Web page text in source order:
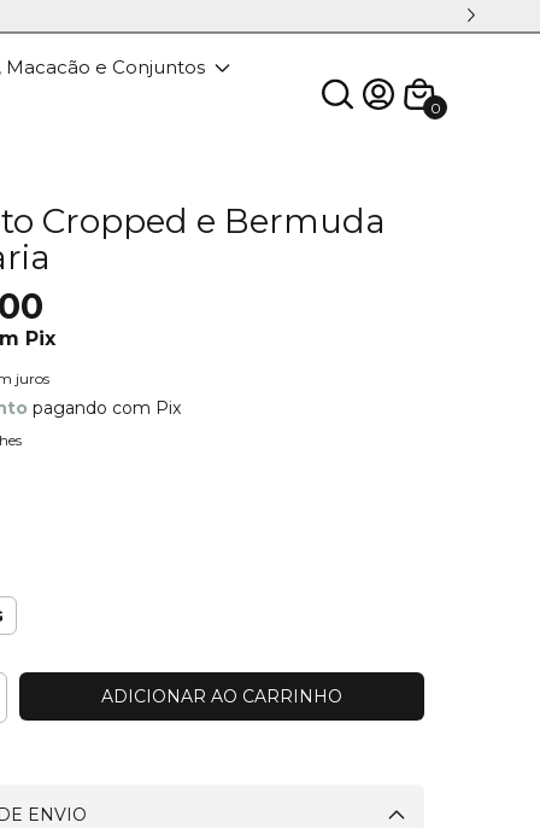
Macacão e Conjuntos
0
Cropped e Bermuda
Pix
juros
pagando com Pix
ENVIO